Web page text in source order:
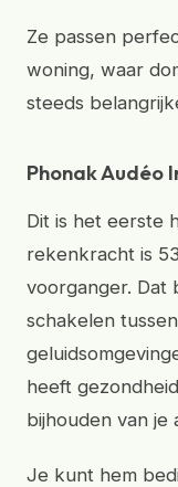
Ze passen
woning, waar
steeds
Phonak Audéo
Dit is het eerste
rekenkracht is
voorganger. Dat
schakelen
heeft
bijhouden van je
Je kunt hem